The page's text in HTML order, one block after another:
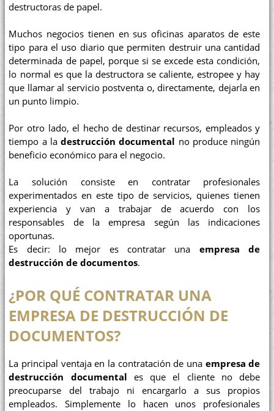
destructoras de papel.
Muchos negocios tienen en sus oficinas aparatos de este
tipo para el uso diario que permiten destruir una cantidad
determinada de papel, porque si se excede esta condición,
lo normal es que la destructora se caliente, estropee y hay
que llamar al servicio postventa o, directamente, dejarla en
un punto limpio.
Por otro lado, el hecho de destinar recursos, empleados y
tiempo a ladestrucción documental no produce ningún
beneficio económico para el negocio.
La solución consiste en contratar profesionales
experimentados en este tipo de servicios, quienes tienen
experiencia y van a trabajar de acuerdo con los
responsables de la empresa según las indicaciones
oportunas.
Es decir: lo mejor es contratar una empresa de
destrucción de documentos.
¿POR QUÉ CONTRATAR UNA
EMPRESA DE DESTRUCCIÓN DE
DOCUMENTOS?
La principal ventaja en la contratación de una empresa de
destrucción documental es que el cliente no debe
preocuparse del trabajo ni encargarlo a sus propios
empleados. Simplemente lo hacen unos profesionales